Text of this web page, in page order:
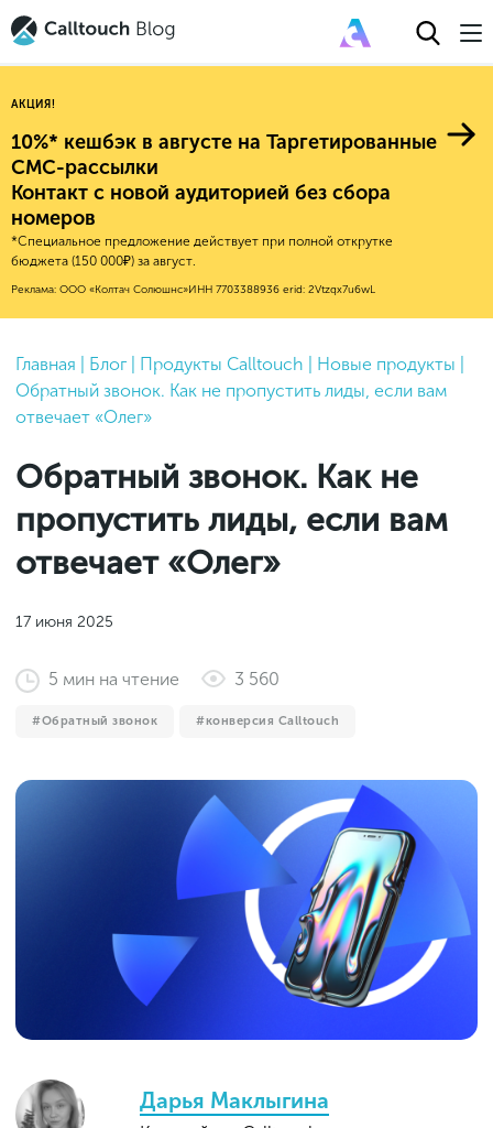
Авторитейл
Финансы
Е-коммерс
Недвижимость
HoReCa
Услуги
Фитнес
2025
2024
2022
2021
2019
2018
2017
Новые продукты
Эксплейнеры
Обновления продуктов Calltouch
Обучение работы с инструментами
Calltouch
Индекс здоровья российского
Mental Health
Исследование Out Of Cloud
Привлечение
Конверсия
Аналитика
Финансы и бухгалтерия
Законы и документы
Старт и идеи
Продажи и маркетплейсы
Callday
MeetUp
Вебинары и практикумы
АКЦИЯ!
10%* кешбэк в августе на Таргетированные
СМС-рассылки
Контакт с новой аудиторией без сбора
номеров
*Специальное предложение действует при полной открутке
бюджета (150 000₽) за август.
Реклама: ООО «Колтач Солюшнс»ИНН 7703388936 erid: 2Vtzqx7u6wL
Главная Блог Продукты Calltouch Новые продукты
Обратный звонок. Как не пропустить лиды, если вам
отвечает «Олег»
Обратный звонок. Как не
пропустить лиды, если вам
отвечает «Олег»
17 июня 2025
5 мин на чтение 3 560
Обратный звонок конверсия Calltouch
Дарья Маклыгина